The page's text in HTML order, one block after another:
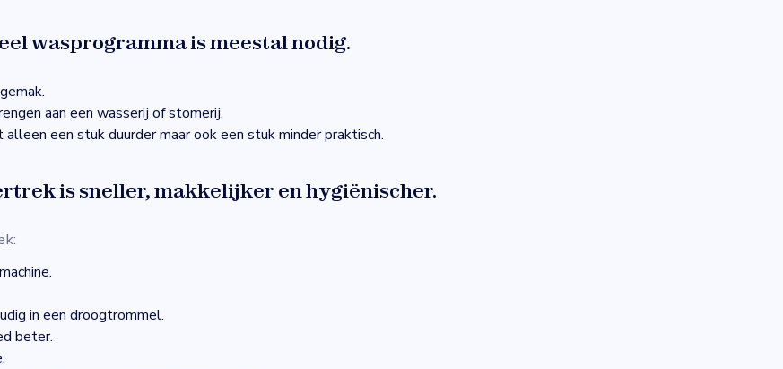
wasprogramma is meestal nodig.
aan een wasserij of stomerij.
een stuk duurder maar ook een stuk minder praktisch.
is sneller, makkelijker en hygiënischer.
in een droogtrommel.
beter.